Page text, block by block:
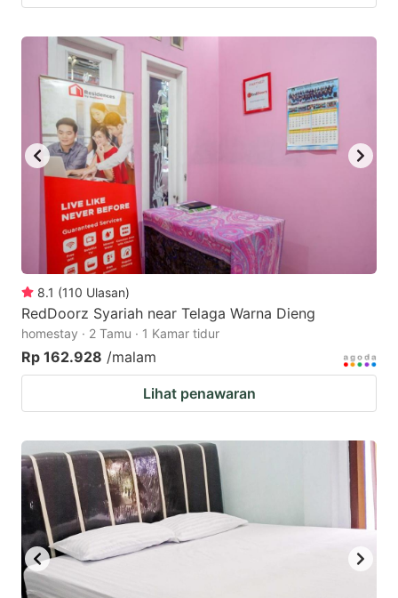
8.1 (110 Ulasan)
RedDoorz Syariah near Telaga Warna Dieng
homestay · 2 Tamu · 1 Kamar tidur
Rp 162.928 /malam
Lihat penawaran